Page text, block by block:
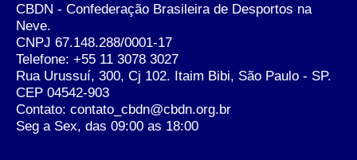
CBDN - Confederação Brasileira de Desportos na
Neve.
CNPJ 67.148.288/0001-17
Telefone: +55 11 3078 3027
Rua Urussuí, 300, Cj 102. Itaim Bibi, São Paulo - SP.
CEP 04542-903
Contato: contato_cbdn@cbdn.org.br
Seg a Sex, das 09:00 as 18:00